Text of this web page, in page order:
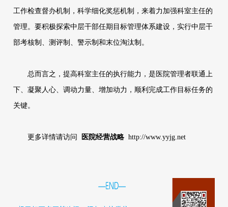
工作检查督办机制，科学细化奖惩机制，来着力加强科室主任的
管理。要积极探索中层干部任期目标管理体系建设，实行中层干
部考核制、测评制、警示制和末位淘汰制。
总而言之，提高科室主任的执行能力，是医院管理者联通上
下、凝聚人心、调动力量、增加动力，顺利完成工作目标任务的
关键。
更多详情请访问 医院经营战略 http://www.yyjg.net